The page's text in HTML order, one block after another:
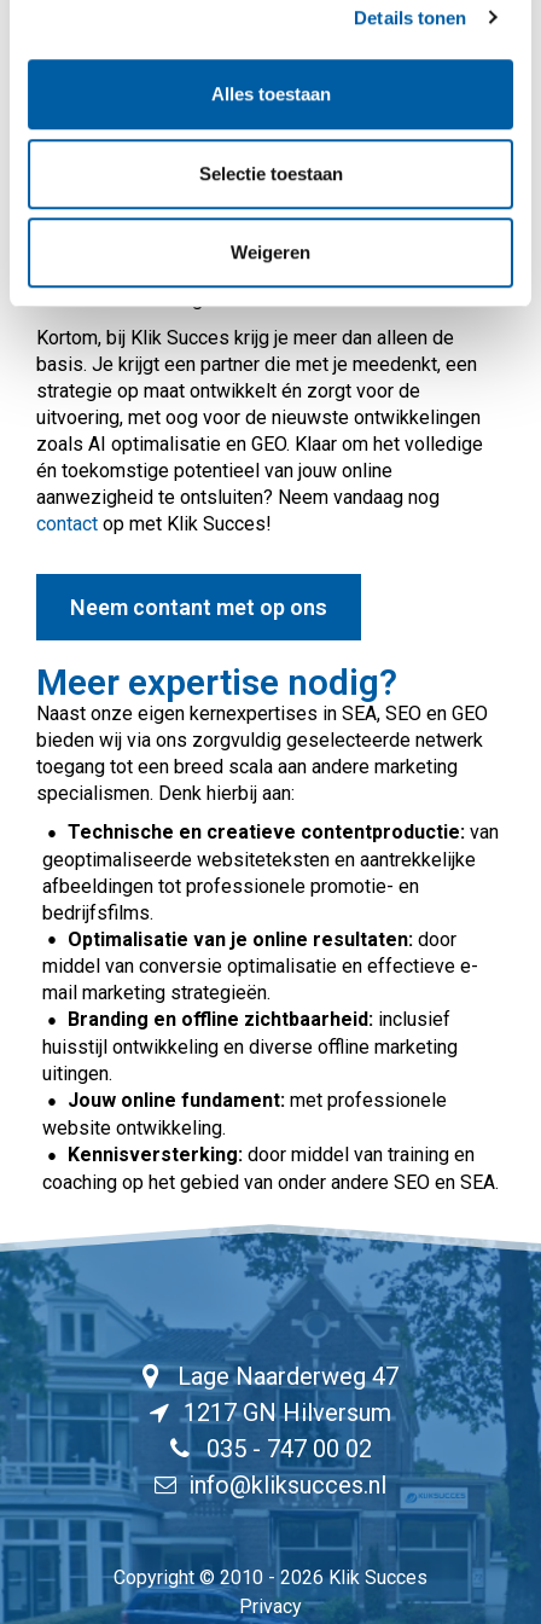
Details tonen
Alles toestaan
Selectie toestaan
Weigeren
marketingafdeling met een breed scala aan expertises
én een focus op innovatie. We bepalen niet alleen de
strategie, maar zorgen ook voor de uitvoering, met de
hulp van ons ervaren team en betrouwbare partners. Of
professionele webontwikkeling, effectief social media
beheer, de implementatie vanGEOom je content te
Optimalisatie) om je vindbaarheid via spraak te
vergroten, en nog veel meer, wij zetten alles op alles
Kortom, bij Klik Succes krijg je meer dan alleen de
basis. Je krijgt een partner die met je meedenkt, een
strategie op maat ontwikkelt én zorgt voor de
uitvoering, met oog voor de nieuwste ontwikkelingen
zoals AI optimalisatie en GEO. Klaar om het volledige
én toekomstige potentieel van jouw online
aanwezigheid te ontsluiten? Neem vandaag nog
contact op met Klik Succes!
Neem contant met op ons
Meer expertise nodig?
Naast onze eigen kernexpertises in SEA, SEO en GEO
bieden wij via ons zorgvuldig geselecteerde netwerk
toegang tot een breed scala aan andere marketing
specialismen. Denk hierbij aan:
Technische en creatieve contentproductie: van
geoptimaliseerde websiteteksten en aantrekkelijke
afbeeldingen tot professionele promotie- en
bedrijfsfilms.
Optimalisatie van je online resultaten: door
middel van conversie optimalisatie en effectieve e-
mail marketing strategieën.
Branding en offline zichtbaarheid: inclusief
huisstijl ontwikkeling en diverse offline marketing
uitingen.
Jouw online fundament: met professionele
website ontwikkeling.
Kennisversterking: door middel van training en
coaching op het gebied van onder andere SEO en SEA.
Lage Naarderweg 47
1217 GN Hilversum
035 - 747 00 02
info@kliksucces.nl
Copyright © 2010 - 2026 Klik Succes
Privacy